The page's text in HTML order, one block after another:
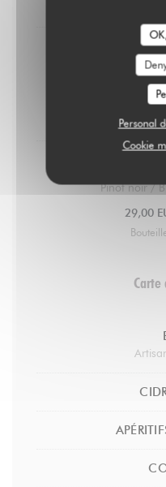
Personal
Cookie
Fleury /
Pinot noir /
29,00
Bouteille.
Pinot noir /
29,00
Carte